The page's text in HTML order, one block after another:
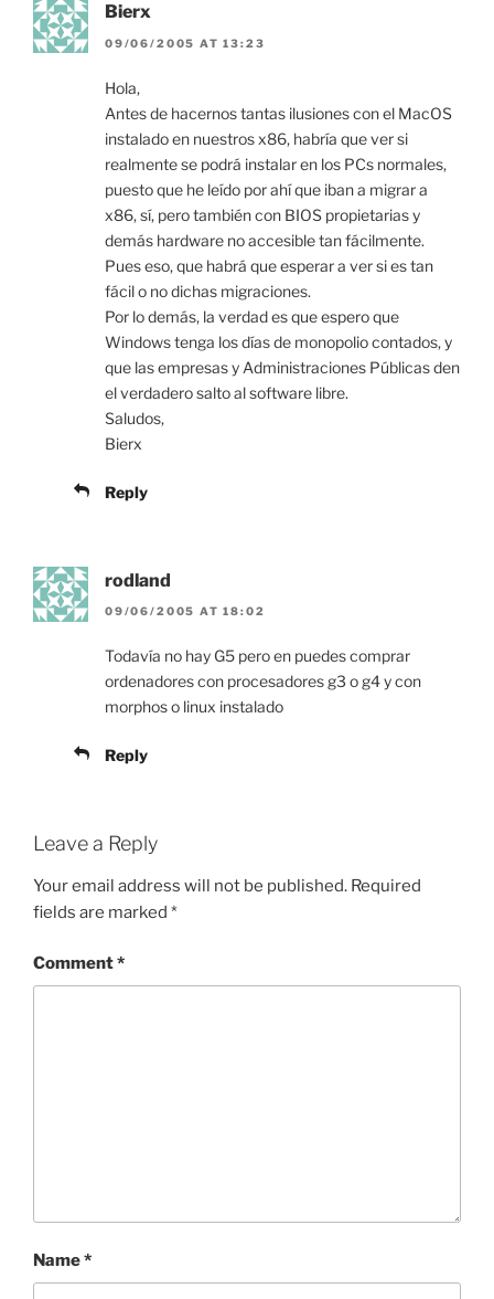
Bierx
09/06/2005 AT 13:23
Hola,
Antes de hacernos tantas ilusiones con el MacOS
instalado en nuestros x86, habría que ver si
realmente se podrá instalar en los PCs normales,
puesto que he leído por ahí que iban a migrar a
x86, sí, pero también con BIOS propietarias y
demás hardware no accesible tan fácilmente.
Pues eso, que habrá que esperar a ver si es tan
fácil o no dichas migraciones.
Por lo demás, la verdad es que espero que
Windows tenga los días de monopolio contados, y
que las empresas y Administraciones Públicas den
el verdadero salto al software libre.
Saludos,
Bierx
Reply
rodland
09/06/2005 AT 18:02
Todavía no hay G5 pero en puedes comprar
ordenadores con procesadores g3 o g4 y con
morphos o linux instalado
Reply
Leave a Reply
Your email address will not be published. Required
fields are marked *
Comment*
Name*